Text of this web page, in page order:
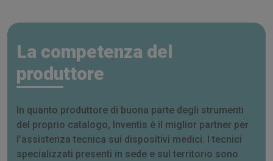
La competenza del
produttore
In quanto produttore di buona parte degli strumenti
del proprio catalogo, Inventis è il miglior partner per
l’assistenza tecnica sui dispositivi medici. I tecnici
specializzati presenti in sede e sul territorio sono